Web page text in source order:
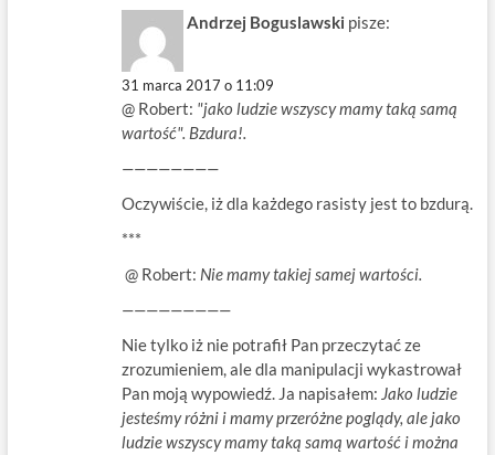
Andrzej Boguslawski pisze:
31 marca 2017 o 11:09
@ Robert: "jako ludzie wszyscy mamy taką samą
wartość". Bzdura!.
————————
Oczywiście, iż dla każdego rasisty jest to bzdurą.
***
@ Robert: Nie mamy takiej samej wartości.
—————————
Nie tylko iż nie potrafił Pan przeczytać ze
zrozumieniem, ale dla manipulacji wykastrował
Pan moją wypowiedź. Ja napisałem: Jako ludzie
jesteśmy różni i mamy przeróżne poglądy, ale jako
ludzie wszyscy mamy taką samą wartość i można